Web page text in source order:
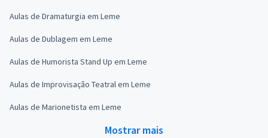
Aulas de Dramaturgia em Leme
Aulas de Dublagem em Leme
Aulas de Humorista Stand Up em Leme
Aulas de Improvisação Teatral em Leme
Aulas de Marionetista em Leme
Mostrar mais